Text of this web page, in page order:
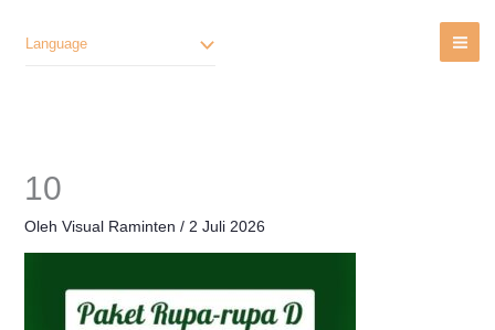
Language
10
Oleh Visual Raminten / 2 Juli 2026